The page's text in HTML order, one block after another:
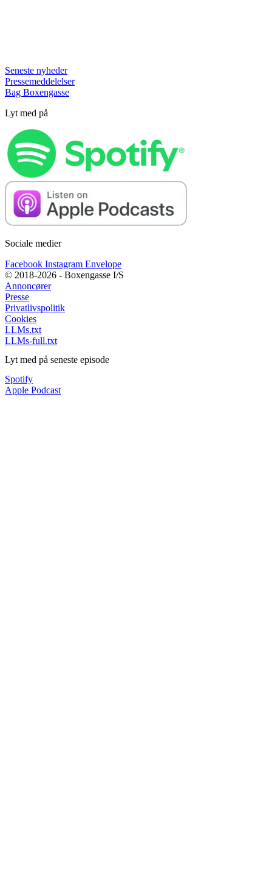
Seneste nyheder
Pressemeddelelser
Bag Boxengasse
Lyt med på
Sociale medier
Facebook Instagram Envelope
© 2018-2026 - Boxengasse I/S
Annoncører
Presse
Privatlivspolitik
Cookies
LLMs.txt
LLMs-full.txt
Lyt med på seneste episode
Spotify
Apple Podcast